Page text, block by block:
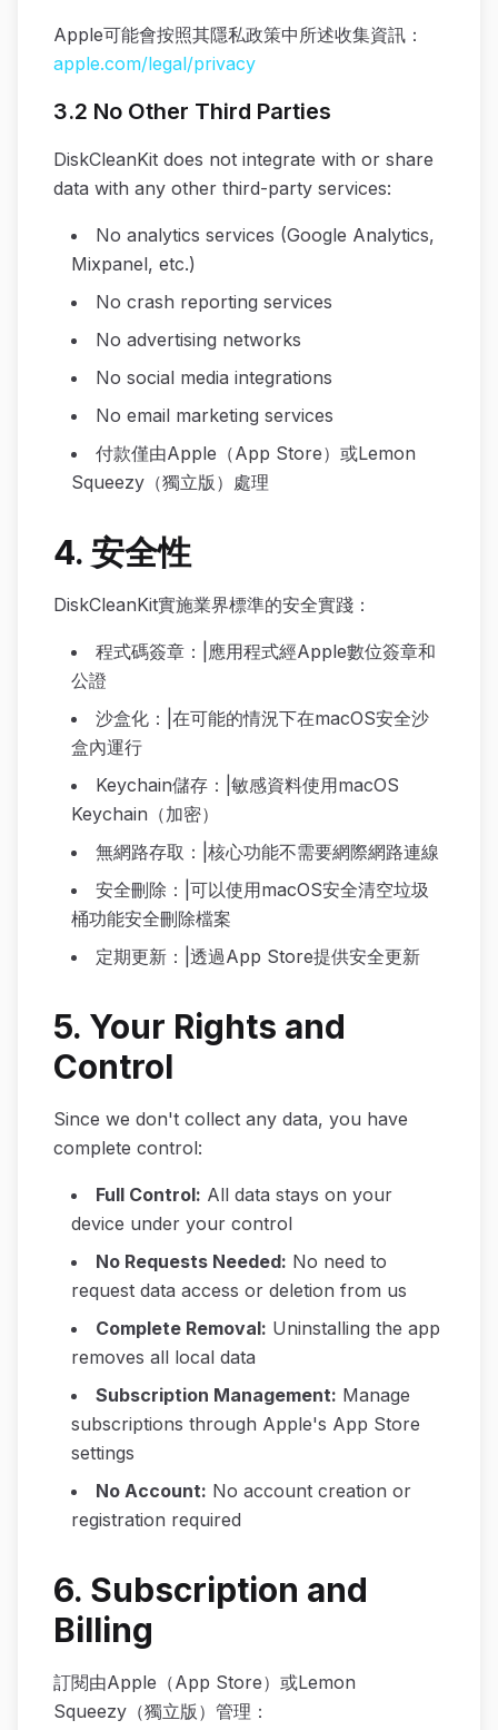
Apple可能會按照其隱私政策中所述收集資訊：
apple.com/legal/privacy
3.2 No Other Third Parties
DiskCleanKit does not integrate with or share
data with any other third-party services:
No analytics services (Google Analytics,
Mixpanel, etc.)
No crash reporting services
No advertising networks
No social media integrations
No email marketing services
付款僅由Apple（App Store）或Lemon
Squeezy（獨立版）處理
4. 安全性
DiskCleanKit實施業界標準的安全實踐：
程式碼簽章：|應用程式經Apple數位簽章和
公證
沙盒化：|在可能的情況下在macOS安全沙
盒內運行
Keychain儲存：|敏感資料使用macOS
Keychain（加密）
無網路存取：|核心功能不需要網際網路連線
安全刪除：|可以使用macOS安全清空垃圾
桶功能安全刪除檔案
定期更新：|透過App Store提供安全更新
5. Your Rights and
Control
Since we don't collect any data, you have
complete control:
Full Control: All data stays on your
device under your control
No Requests Needed: No need to
request data access or deletion from us
Complete Removal: Uninstalling the app
removes all local data
Subscription Management: Manage
subscriptions through Apple's App Store
settings
No Account: No account creation or
registration required
6. Subscription and
Billing
訂閱由Apple（App Store）或Lemon
Squeezy（獨立版）管理：